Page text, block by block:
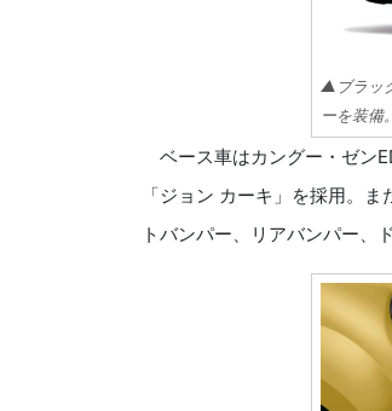
▲ブラッ
ーを装備
ベース車はカングー・ゼン
「ジョン カーキ」を採用。
トバンパー、リアバンパー、